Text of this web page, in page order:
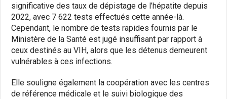
significative des taux de dépistage de l’hépatite depuis
2022, avec 7 622 tests effectués cette année-là.
Cependant, le nombre de tests rapides fournis par le
Ministère de la Santé est jugé insuffisant par rapport à
ceux destinés au VIH, alors que les détenus demeurent
vulnérables à ces infections.
Elle souligne également la coopération avec les centres
de référence médicale et le suivi biologique des